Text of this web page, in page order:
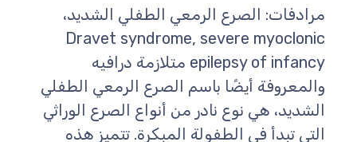
مرادفات: الصرع الرمعي الطفلي الشديد،
Dravet syndrome, severe myoclonic
epilepsy of infancy متلازمة درافيه
والمعروفة أيضًا باسم الصرع الرمعي الطفلي
الشديد، هي نوع نادر من أنواع الصرع الوراثي
التي تبدأ في الطفولة المبكرة. تتميز هذه